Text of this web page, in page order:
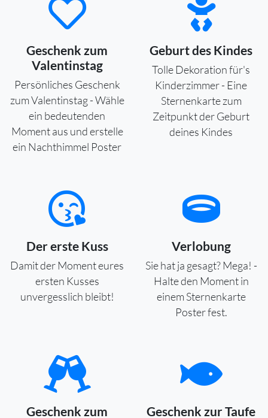
Geschenk zum
Valentinstag
Persönliches Geschenk
zum Valentinstag - Wähle
ein bedeutenden
Moment aus und erstelle
ein Nachthimmel Poster
Geburt des Kindes
Tolle Dekoration für's
Kinderzimmer - Eine
Sternenkarte zum
Zeitpunkt der Geburt
deines Kindes
Der erste Kuss
Damit der Moment eures
ersten Kusses
unvergesslich bleibt!
Verlobung
Sie hat ja gesagt? Mega! -
Halte den Moment in
einem Sternenkarte
Poster fest.
Geschenk zum Geschenk zur Taufe